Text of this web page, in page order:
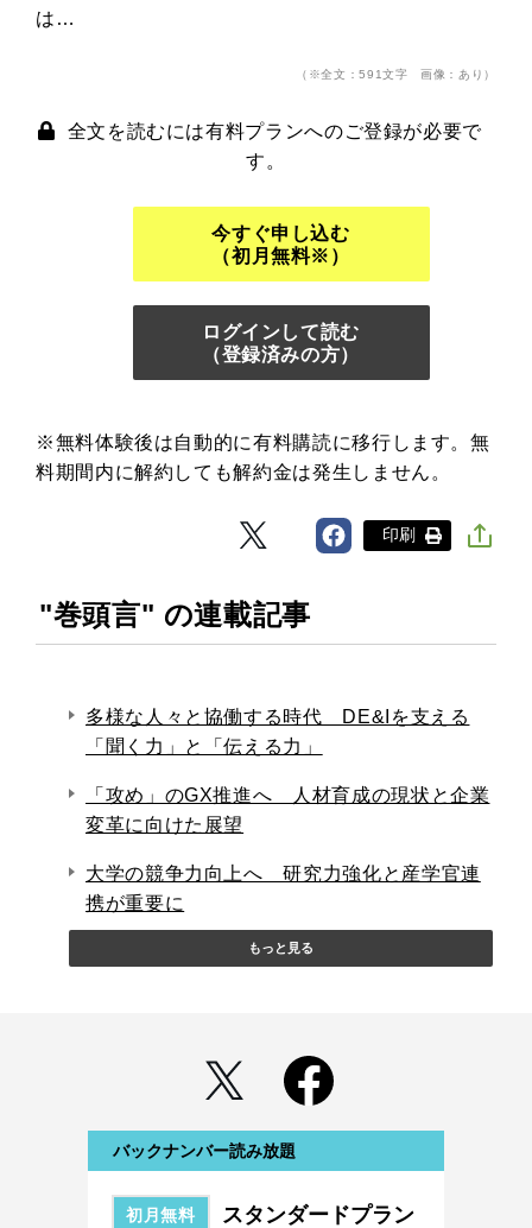
は…
（※全文：591文字 画像：あり）
全文を読むには有料プランへのご登録が必要で
す。
今すぐ申し込む
（初月無料※）
ログインして読む
（登録済みの方）
※無料体験後は自動的に有料購読に移行します。無
料期間内に解約しても解約金は発生しません。
印刷
"巻頭言" の連載記事
多様な人々と協働する時代 DE&Iを支える
「聞く力」と「伝える力」
「攻め」のGX推進へ 人材育成の現状と企業
変革に向けた展望
大学の競争力向上へ 研究力強化と産学官連
携が重要に
もっと見る
バックナンバー読み放題
初月無料 スタンダードプラン